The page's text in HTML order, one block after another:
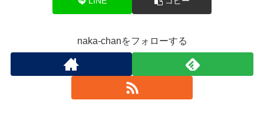
naka-chanをフォローする